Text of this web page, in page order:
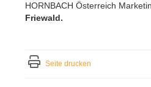
HORNBACH Österreich
Friewald.
Seite drucken